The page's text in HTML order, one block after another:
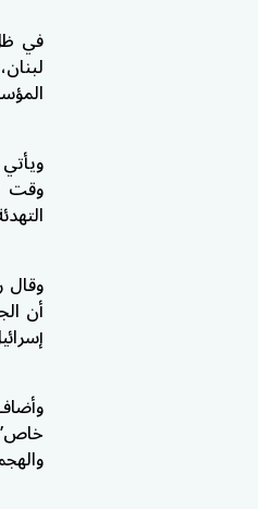
في
وقت
وقال